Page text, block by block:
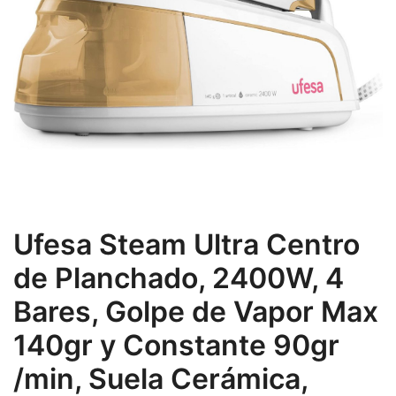
Ufesa Steam Ultra Centro
de Planchado, 2400W, 4
Bares, Golpe de Vapor Max
140gr y Constante 90gr
/min, Suela Cerámica,